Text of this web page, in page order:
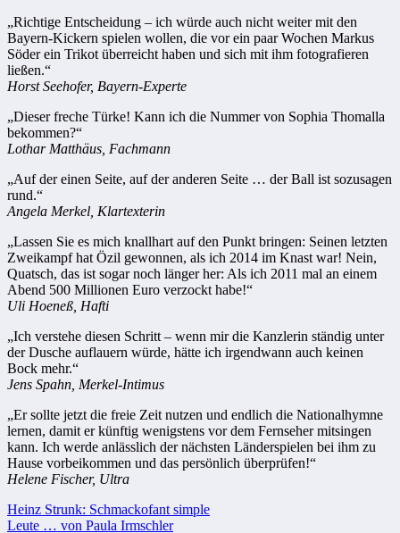
„Richtige Entscheidung – ich würde auch nicht weiter mit den
Bayern-Kickern spielen wollen, die vor ein paar Wochen Markus
Söder ein Trikot überreicht haben und sich mit ihm fotografieren
ließen.“
Horst Seehofer, Bayern-Experte
„Dieser freche Türke! Kann ich die Nummer von Sophia Thomalla
bekommen?“
Lothar Matthäus, Fachmann
„Auf der einen Seite, auf der anderen Seite … der Ball ist sozusagen
rund.“
Angela Merkel, Klartexterin
„Lassen Sie es mich knallhart auf den Punkt bringen: Seinen letzten
Zweikampf hat Özil gewonnen, als ich 2014 im Knast war! Nein,
Quatsch, das ist sogar noch länger her: Als ich 2011 mal an einem
Abend 500 Millionen Euro verzockt habe!“
Uli Hoeneß, Hafti
„Ich verstehe diesen Schritt – wenn mir die Kanzlerin ständig unter
der Dusche auflauern würde, hätte ich irgendwann auch keinen
Bock mehr.“
Jens Spahn, Merkel-Intimus
„Er sollte jetzt die freie Zeit nutzen und endlich die Nationalhymne
lernen, damit er künftig wenigstens vor dem Fernseher mitsingen
kann. Ich werde anlässlich der nächsten Länderspielen bei ihm zu
Hause vorbeikommen und das persönlich überprüfen!“
Helene Fischer, Ultra
Beitragsnavigation
Heinz Strunk: Schmackofant simple
Leute … von Paula Irmschler